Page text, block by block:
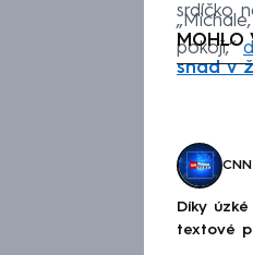
srdíčko
pokoji,“
MOHLO
snad v
Díky
textové